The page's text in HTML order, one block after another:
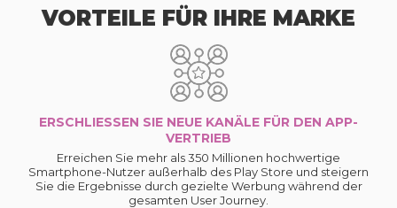
VORTEILE FÜR IHRE MARKE
ERSCHLIESSEN SIE NEUE KANÄLE FÜR DEN APP-V
ERTRIEB
Erreichen Sie mehr als 350 Millionen hochwertige
Smartphone-Nutzer außerhalb des Play Store und steigern
Sie die Ergebnisse durch gezielte Werbung während der
gesamten User Journey.